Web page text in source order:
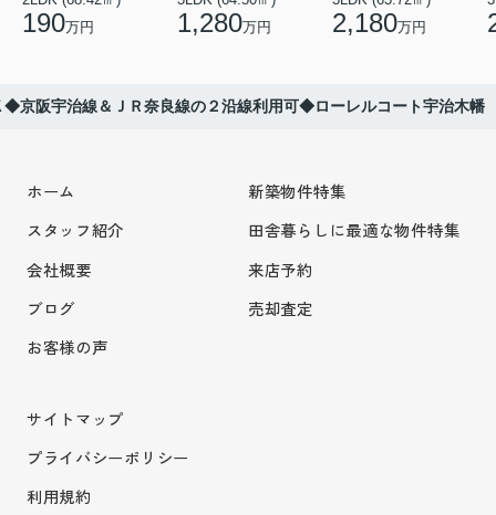
190万円 1,280万円 2,180万円
京阪宇治線＆ＪＲ奈良線の２沿線利用可◆ローレルコート宇治木幡
ホーム
スタッフ紹介
会社概要
ブログ
お客様の声
新築物件特集
田舎暮らしに最適な物件特集
来店予約
売却査定
サイトマップ
プライバシーポリシー
利用規約